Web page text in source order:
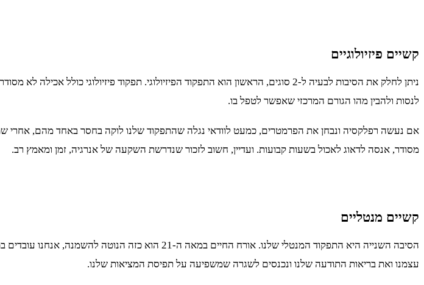
קשיים פיזיולוגיים
ניתן לחלק את הסיבות לבעיה ל-2 סוגים, הראשון הוא התפקוד הפיזיולוגי. תפקוד
לנסות ולהבין מהו הגורם המרכזי שאפשר לטפל בו.
אם נעשה רפלקסיה ונבחן את הפרמטרים, כמעט לוודאי נגלה שהתפקוד שלנו לוקה בחסר באחד מהם, אחרי
מסודר, אנסה לדאוג לאכול בשעות קבועות. ועדיין, חשוב לזכור שנדרשת השקעה של אנרגיה, זמן ומאמץ רב.
קשיים מנטליים
הסיבה השנייה היא התפקוד המנטלי שלנו. אורח החיים
עצמנו ואת בריאות התודעה שלנו ונכנסים לשגרה שמשפיעה על תפיסת המציאות שלנו.